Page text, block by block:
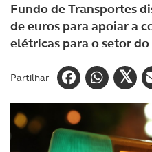
Fundo de Transportes
de euros para apoiar a
elétricas para o setor
Partilhar